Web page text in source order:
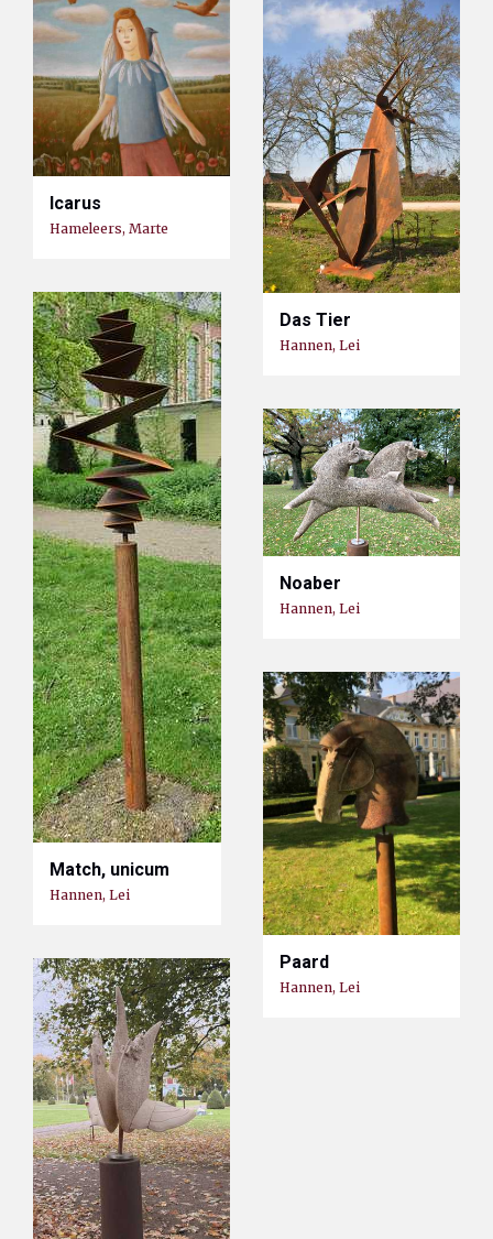
Icarus
Hameleers, Marte
Das Tier
Hannen, Lei
Match, unicum
Hannen, Lei
Noaber
Hannen, Lei
Paard
Hannen, Lei